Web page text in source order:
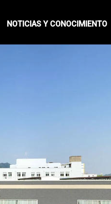
NOTICIAS Y CONOCIMIENTO